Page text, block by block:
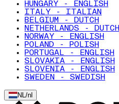
HUNGARY - ENGLISH
ITALY - ITALIAN
BELGIUM - DUTCH
NETHERLANDS - DUTCH
NORWAY - ENGLISH
POLAND - POLISH
PORTUGAL - ENGLISH
SLOVAKIA - ENGLISH
SLOVENIA - ENGLISH
SWEDEN - SWEDISH
NL/nl